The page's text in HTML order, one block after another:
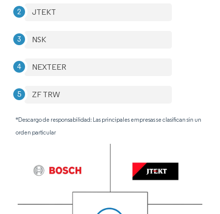
JTEKT
NSK
NEXTEER
ZF TRW
*Descargo de responsabilidad: Las principales empresas se clasifican sin un
orden particular